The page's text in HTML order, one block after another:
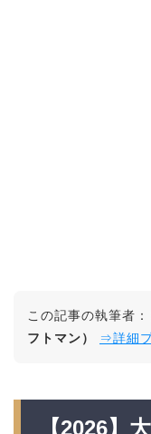
この記事の執筆者：
フトマン）
⇒詳細
【2026】